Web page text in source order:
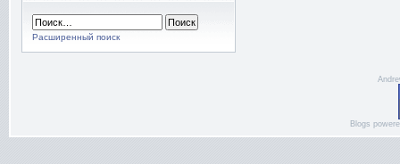
Расширенный поиск
Blogs